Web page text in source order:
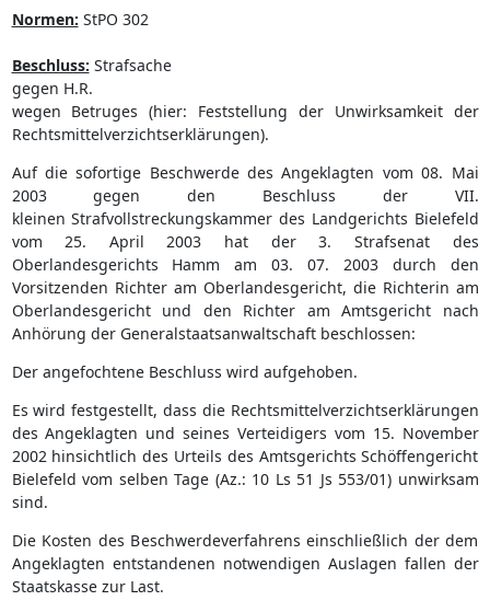
Normen: StPO 302
Beschluss: Strafsache
gegen H.R.
wegen Betruges (hier: Feststellung der Unwirksamkeit der
Rechtsmittelverzichtserklärungen).
Auf die sofortige Beschwerde des Angeklagten vom 08. Mai
2003 gegen den Beschluss der VII.
kleinen Strafvollstreckungskammer des Landgerichts Bielefeld
vom 25. April 2003 hat der 3. Strafsenat des
Oberlandesgerichts Hamm am 03. 07. 2003 durch den
Vorsitzenden Richter am Oberlandesgericht, die Richterin am
Oberlandesgericht und den Richter am Amtsgericht nach
Anhörung der Generalstaatsanwaltschaft beschlossen:
Der angefochtene Beschluss wird aufgehoben.
Es wird festgestellt, dass die Rechtsmittelverzichtserklärungen
des Angeklagten und seines Verteidigers vom 15. November
2002 hinsichtlich des Urteils des Amtsgerichts Schöffengericht
Bielefeld vom selben Tage (Az.: 10 Ls 51 Js 553/01) unwirksam
sind.
Die Kosten des Beschwerdeverfahrens einschließlich der dem
Angeklagten entstandenen notwendigen Auslagen fallen der
Staatskasse zur Last.